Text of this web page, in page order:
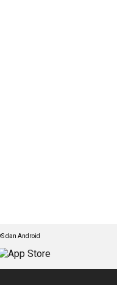
dan Android